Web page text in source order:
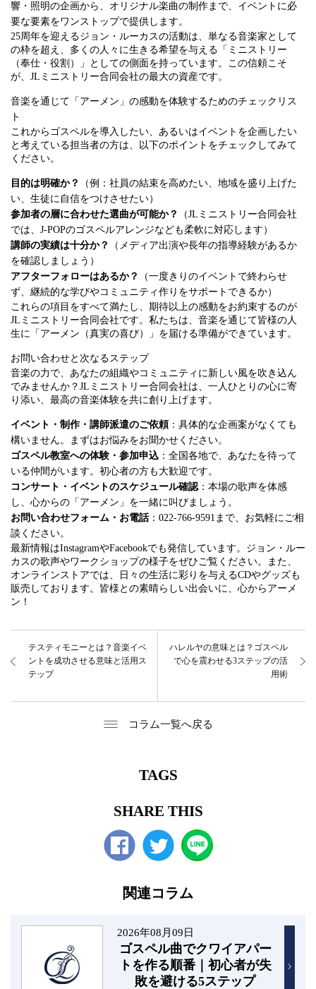
響・照明の企画から、オリジナル楽曲の制作まで、イベントに必
要な要素をワンストップで提供します。
25周年を迎えるジョン・ルーカスの活動は、単なる音楽家として
の枠を超え、多くの人々に生きる希望を与える「ミニストリー
（奉仕・役割）」としての側面を持っています。この信頼こそ
が、JLミニストリー合同会社の最大の資産です。
音楽を通じて「アーメン」の感動を体験するためのチェックリス
ト
これからゴスペルを導入したい、あるいはイベントを企画したい
と考えている担当者の方は、以下のポイントをチェックしてみて
ください。
目的は明確か？
（例：社員の結束を高めたい、地域を盛り上げた
い、生徒に自信をつけさせたい）
参加者の層に合わせた選曲が可能か？
（JLミニストリー合同会社
では、J-POPのゴスペルアレンジなども柔軟に対応します）
講師の実績は十分か？
（メディア出演や長年の指導経験があるか
を確認しましょう）
アフターフォローはあるか？
（一度きりのイベントで終わらせ
ず、継続的な学びやコミュニティ作りをサポートできるか）
これらの項目をすべて満たし、期待以上の感動をお約束するのが
JLミニストリー合同会社です。私たちは、音楽を通じて皆様の人
生に「アーメン（真実の喜び）」を届ける準備ができています。
お問い合わせと次なるステップ
音楽の力で、あなたの組織やコミュニティに新しい風を吹き込ん
でみませんか？JLミニストリー合同会社は、一人ひとりの心に寄
り添い、最高の音楽体験を共に創り上げます。
イベント・制作・講師派遣のご依頼 ：具体的な企画案がなくても
構いません。まずはお悩みをお聞かせください。
ゴスペル教室への体験・参加申込 ：全国各地で、あなたを待って
いる仲間がいます。初心者の方も大歓迎です。
コンサート・イベントのスケジュール確認：本場の歌声を体感
し、心からの「アーメン」を一緒に叫びましょう。
お問い合わせフォーム・お電話：022-766-9591まで、お気軽にご相
談ください。
最新情報はInstagramやFacebookでも発信しています。ジョン・ルー
カスの歌声やワークショップの様子をぜひご覧ください。また、
オンラインストアでは、日々の生活に彩りを与えるCDやグッズも
販売しております。皆様との素晴らしい出会いに、心からアーメ
ン！
テスティモニーとは？音楽イベ
ントを成功させる意味と活用ス
テップ
ハレルヤの意味とは？ゴスペル
で心を震わせる3ステップの活
用術
コラム一覧へ戻る
TAGS
SHARE THIS
関連コラム
2026年08月09日
ゴスペル曲でクワイアパー
トを作る順番｜初心者が失
敗を避ける5ステップ